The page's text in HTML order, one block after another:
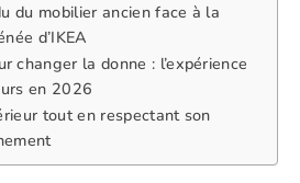
du mobilier ancien face à la
d’IKEA
changer la donne : l’expérience
en 2026
tout en respectant son